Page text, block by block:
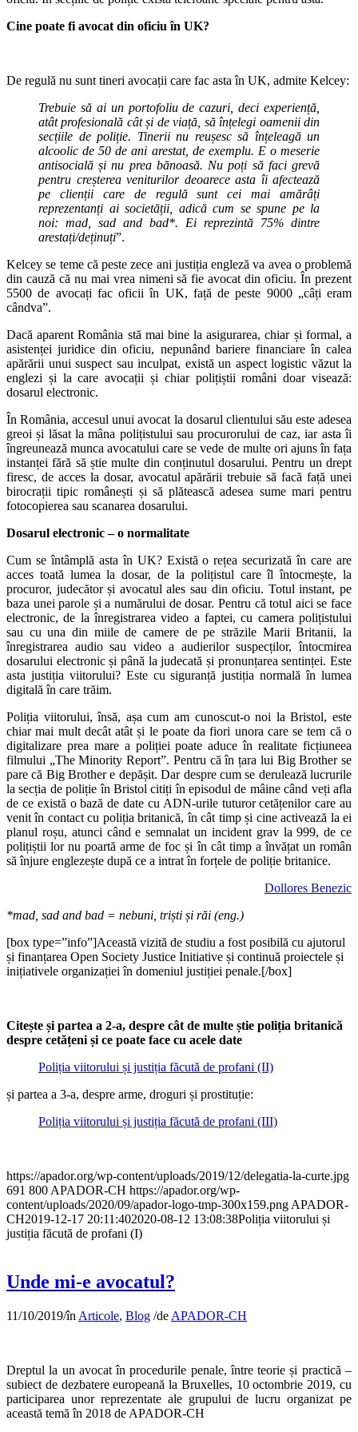
Cine poate fi avocat din oficiu în UK?
De regulă nu sunt tineri avocații care fac asta în UK, admite Kelcey:
Trebuie să ai un portofoliu de cazuri, deci experiență,
atât profesională cât și de viață, să înțelegi oamenii din
secțiile de poliție. Tinerii nu reușesc să înțeleagă un
alcoolic de 50 de ani arestat, de exemplu. E o meserie
antisocială și nu prea bănoasă. Nu poți să faci grevă
pentru creșterea veniturilor deoarece asta îi afectează
pe clienții care de regulă sunt cei mai amărâți
reprezentanți ai societății, adică cum se spune pe la
noi: mad, sad and bad*. Ei reprezintă 75% dintre
arestați/deținuți”.
Kelcey se teme că peste zece ani justiția engleză va avea o problemă
din cauză că nu mai vrea nimeni să fie avocat din oficiu. În prezent
5500 de avocați fac oficii în UK, față de peste 9000 „câți eram
cândva”.
Dacă aparent România stă mai bine la asigurarea, chiar și formal, a
asistenței juridice din oficiu, nepunând bariere financiare în calea
apărării unui suspect sau inculpat, există un aspect logistic văzut la
englezi și la care avocații și chiar polițiștii români doar visează:
dosarul electronic.
În România, accesul unui avocat la dosarul clientului său este adesea
greoi și lăsat la mâna polițistului sau procurorului de caz, iar asta îi
îngreunează munca avocatului care se vede de multe ori ajuns în fața
instanței fără să știe multe din conținutul dosarului. Pentru un drept
firesc, de acces la dosar, avocatul apărării trebuie să facă față unei
birocrații tipic românești și să plătească adesea sume mari pentru
fotocopierea sau scanarea dosarului.
Dosarul electronic – o normalitate
Cum se întâmplă asta în UK? Există o rețea securizată în care are
acces toată lumea la dosar, de la polițistul care îl întocmește, la
procuror, judecător și avocatul ales sau din oficiu. Totul instant, pe
baza unei parole și a numărului de dosar. Pentru că totul aici se face
electronic, de la înregistrarea video a faptei, cu camera polițistului
sau cu una din miile de camere de pe străzile Marii Britanii, la
înregistrarea audio sau video a audierilor suspecților, întocmirea
dosarului electronic și până la judecată și pronunțarea sentinței. Este
asta justiția viitorului? Este cu siguranță justiția normală în lumea
digitală în care trăim.
Poliția viitorului, însă, așa cum am cunoscut-o noi la Bristol, este
chiar mai mult decât atât și le poate da fiori unora care se tem că o
digitalizare prea mare a poliției poate aduce în realitate ficțiuneea
filmului „The Minority Report”. Pentru că în țara lui Big Brother se
pare că Big Brother e depășit. Dar despre cum se derulează lucrurile
la secția de poliție în Bristol citiți în episodul de mâine când veți afla
de ce există o bază de date cu ADN-urile tuturor cetățenilor care au
venit în contact cu poliția britanică, în cât timp și cine activează la ei
planul roșu, atunci când e semnalat un incident grav la 999, de ce
polițiștii lor nu poartă arme de foc și în cât timp a învățat un român
să înjure englezește după ce a intrat în forțele de poliție britanice.
Dollores Benezic
*mad, sad and bad = nebuni, triști și răi (eng.)
[box type=”info”]Această vizită de studiu a fost posibilă cu ajutorul
și finanțarea Open Society Justice Initiative și continuă proiectele și
inițiativele organizației în domeniul justiției penale.[/box]
Citește și partea a 2-a, despre cât de multe știe poliția britanică
despre cetățeni și ce poate face cu acele date
Poliția viitorului și justiția făcută de profani (II)
și partea a 3-a, despre arme, droguri și prostituție:
Poliția viitorului și justiția făcută de profani (III)
https://apador.org/wp-content/uploads/2019/12/delegatia-la-curte.jpg
691 800 APADOR-CH https://apador.org/wp-
content/uploads/2020/09/apador-logo-tmp-300x159.png APADOR-
CH2019-12-17 20:11:402020-08-12 13:08:38Poliția viitorului și
justiția făcută de profani (I)
Unde mi-e avocatul?
11/10/2019/în Articole, Blog /de APADOR-CH
Dreptul la un avocat în procedurile penale, între teorie și practică –
subiect de dezbatere europeană la Bruxelles, 10 octombrie 2019, cu
participarea unor reprezentate ale grupului de lucru organizat pe
această temă în 2018 de APADOR-CH